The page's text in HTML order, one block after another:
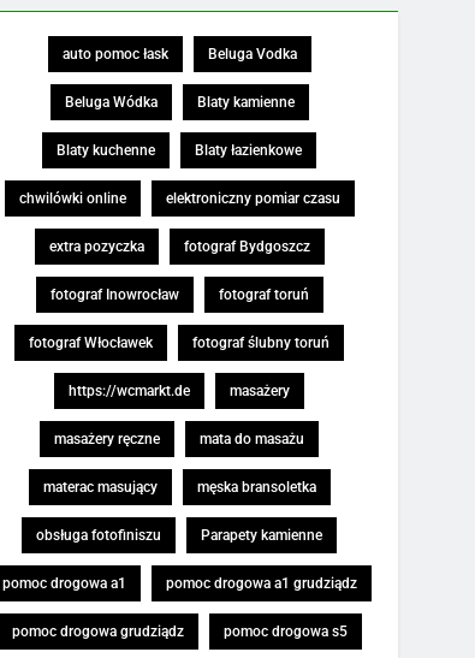
auto pomoc łask Beluga Vodka
Beluga Wódka Blaty kamienne
Blaty kuchenne Blaty łazienkowe
chwilówki online elektroniczny pomiar czasu
extra pozyczka fotograf Bydgoszcz
fotograf Inowrocław fotograf toruń
fotograf Włocławek fotograf ślubny toruń
https://wcmarkt.de masażery
masażery ręczne mata do masażu
materac masujący męska bransoletka
obsługa fotofiniszu Parapety kamienne
pomoc drogowa a1 pomoc drogowa a1 grudziądz
pomoc drogowa grudziądz pomoc drogowa s5